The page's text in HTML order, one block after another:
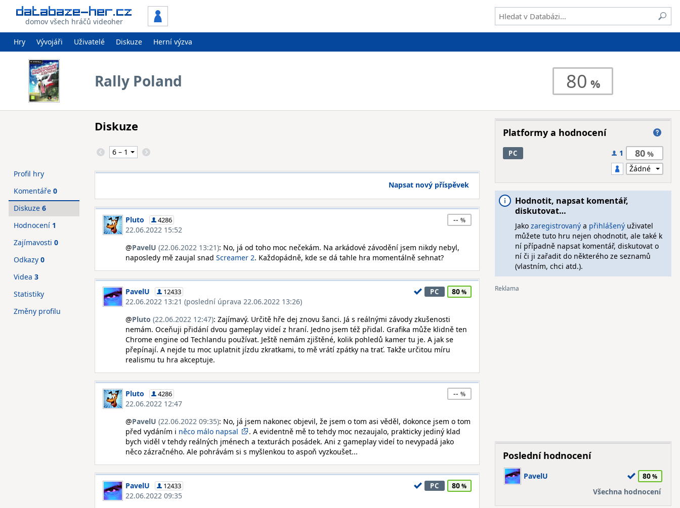
domov všech hráčů videoher
Hry Vývojáři Uživatelé Diskuze Herní výzva
Rally Poland 80
Diskuze
Napsat nový příspěvek
Pluto 4286
22.06.2022 15:52
--
@PavelU (22.06.2022 13:21): No, já od toho moc nečekám. Na arkádové závodění jsem nikdy nebyl,
naposledy mě zaujal snad Screamer 2. Každopádně, kde se dá tahle hra momentálně sehnat?
PavelU 12433
22.06.2022 13:21 (poslední úprava 22.06.2022 13:26)
PC 80
@Pluto (22.06.2022 12:47): Zajímavý. Určitě hře dej znovu šanci. Já s reálnými závody zkušenosti
nemám. Oceňuji přidání dvou gameplay videí z hraní. Jedno jsem též přidal. Grafika může klidně ten
Chrome engine od Techlandu používat. Ještě nemám zjištěné, kolik pohledů kamer tu je. A jak se
přepínají. A nejde tu moc uplatnit jízdu zkratkami, to mě vrátí zpátky na trať. Takže určitou míru
realismu tu hra akceptuje.
Pluto 4286
22.06.2022 12:47
--
@PavelU (22.06.2022 09:35): No, já jsem nakonec objevil, že jsem o tom asi věděl, dokonce jsem o tom
před vydáním i něco málo napsal
. A evidentně mě to tehdy moc nezaujalo, prakticky jediný klad
bych viděl v tehdy reálných jménech a texturách posádek. Ani z gameplay videí to nevypadá jako
něco zázračného. Ale pohrávám si s myšlenkou to aspoň vyzkoušet...
PavelU 12433
22.06.2022 09:35
PC 80
Profil hry
Komentáře 0
Diskuze 6
Hodnocení 1
Zajímavosti 0
Odkazy 0
Videa 3
Statistiky
Změny profilu
Platformy a hodnocení
PC 1 80
Hodnotit, napsat komentář,
diskutovat…
Jako zaregistrovanýa přihlášenýuživatel
můžete tuto hru nejen ohodnotit, ale také k
ní případně napsat komentář, diskutovat o
ní či ji zařadit do některého ze seznamů
(vlastním, chci atd.).
Poslední hodnocení
PavelU
80
Všechna hodnocení